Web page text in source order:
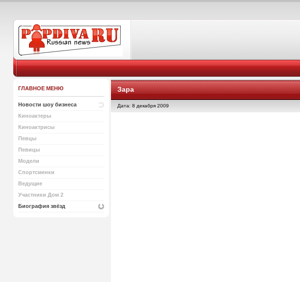
ГЛАВНОЕ МЕНЮ
Новости шоу бизнеса
Киноактеры
Киноактрисы
Певцы
Певицы
Модели
Спортсменки
Ведущие
Участники Дом 2
Биография звёзд
Зара
Дата: 8 декабря 2009